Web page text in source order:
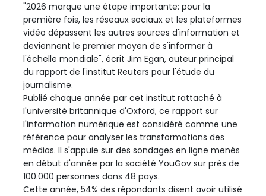
"2026 marque une étape importante: pour la
première fois, les réseaux sociaux et les plateformes
vidéo dépassent les autres sources d'information et
deviennent le premier moyen de s'informer à
l'échelle mondiale", écrit Jim Egan, auteur principal
du rapport de l'institut Reuters pour l'étude du
journalisme.
Publié chaque année par cet institut rattaché à
l'université britannique d'Oxford, ce rapport sur
l'information numérique est considéré comme une
référence pour analyser les transformations des
médias. Il s'appuie sur des sondages en ligne menés
en début d'année par la société YouGov sur près de
100.000 personnes dans 48 pays.
Cette année, 54% des répondants disent avoir utilisé